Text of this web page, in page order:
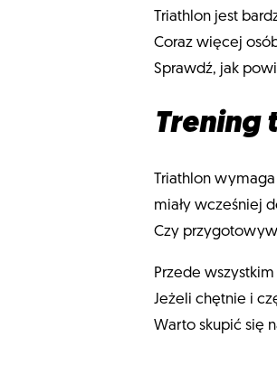
Triathlon jest
Coraz więcej
Sprawdź, jak
Trening
Triathlon
miały wcześniej
Czy
Przede
Jeżeli chętnie i
Warto skupić się